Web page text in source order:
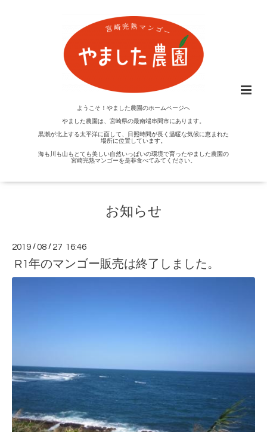
ようこそ！やました農園のホームページへ
やました農園は、宮崎県の最南端串間市にあります。
黒潮が北上する太平洋に面して、日照時間が長く温暖な気候に恵まれた
場所に位置しています。
海も川も山もとても美しい自然いっぱいの環境で育ったやました農園の
宮崎完熟マンゴーを是非食べてみてください。
お知らせ
2019 /08 / 27 16:46
R1年のマンゴー販売は終了しました。